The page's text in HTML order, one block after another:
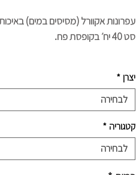
עפרונות אקוורל (מסיסים במים)
סט 40 יח׳ בקופסת פח.
יצרן *
לבחירה
קטגוריה *
לבחירה